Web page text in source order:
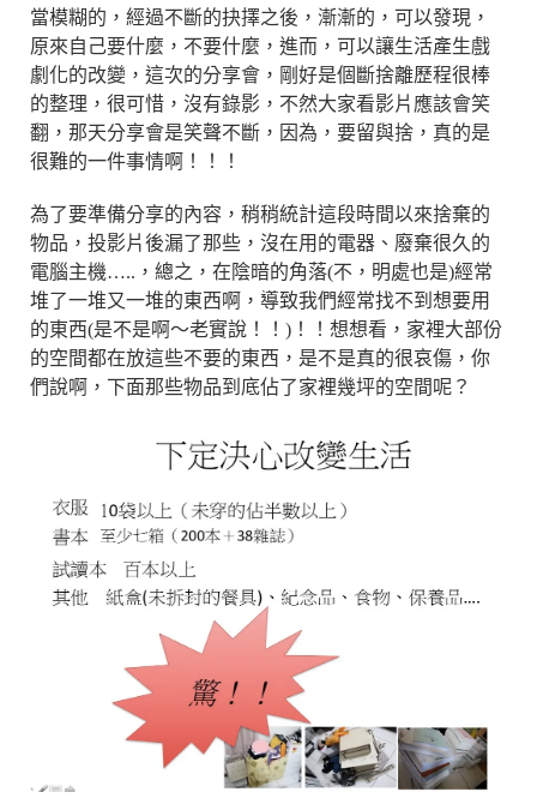
當模糊的，經過不斷的抉擇之後，漸漸的，可以發現，
原來自己要什麼，不要什麼，進而，可以讓生活產生戲
劇化的改變，這次的分享會，剛好是個斷捨離歷程很棒
的整理，很可惜，沒有錄影，不然大家看影片應該會笑
翻，那天分享會是笑聲不斷，因為，要留與捨，真的是
很難的一件事情啊！！！
為了要準備分享的內容，稍稍統計這段時間以來捨棄的
物品，投影片後漏了那些，沒在用的電器、廢棄很久的
電腦主機…..，總之，在陰暗的角落(不，明處也是)經常
堆了一堆又一堆的東西啊，導致我們經常找不到想要用
的東西(是不是啊～老實說！！)！！想想看，家裡大部份
的空間都在放這些不要的東西，是不是真的很哀傷，你
們說啊，下面那些物品到底佔了家裡幾坪的空間呢？